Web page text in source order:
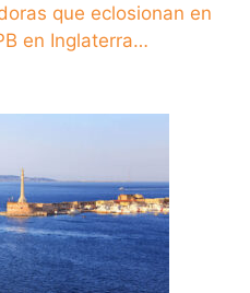
que eclosionan en
en Inglaterra…